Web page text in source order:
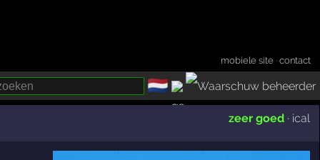
mobiele site ·contact
🇳🇱
zeer goed · ical